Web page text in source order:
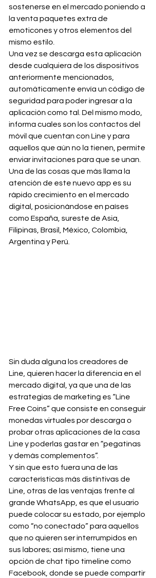
sostenerse en el mercado poniendo a
la venta paquetes extra de
emoticones y otros elementos del
mismo estilo.
Una vez se descarga esta aplicación
desde cualquiera de los dispositivos
anteriormente mencionados,
automáticamente envía un código de
seguridad para poder ingresar a la
aplicación como tal. Del mismo modo,
informa cuales son los contactos del
móvil que cuentan con Line y para
aquellos que aún no la tienen, permite
enviar invitaciones para que se unan.
Una de las cosas que más llama la
atención de este nuevo app es su
rápido crecimiento en el mercado
digital, posicionándose en países
como España, sureste de Asia,
Filipinas, Brasil, México, Colombia,
Argentina y Perú.
Sin duda alguna los creadores de
Line, quieren hacer la diferencia en el
mercado digital, ya que una de las
estrategias de marketing es “Line
Free Coins” que consiste en conseguir
monedas virtuales por descarga o
probar otras aplicaciones de la casa
Line y poderlas gastar en “pegatinas
y demás complementos”.
Y sin que esto fuera una de las
características más distintivas de
Line, otras de las ventajas frente al
grande WhatsApp, es que el usuario
puede colocar su estado, por ejemplo
como “no conectado” para aquellos
que no quieren ser interrumpidos en
sus labores; así mismo, tiene una
opción de chat tipo timeline como
Facebook, donde se puede compartir